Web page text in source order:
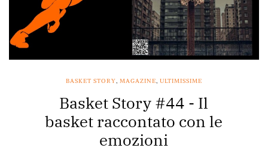
BASKET STORY, MAGAZINE, ULTIMISSIME
Basket Story #44 - Il
basket raccontato con le
emozioni